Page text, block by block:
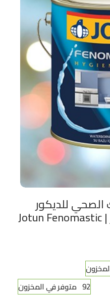
للديكور
الداخلي لون أبيض 4لتر | Jotun Fenomastic
92 متوفر في المخزون